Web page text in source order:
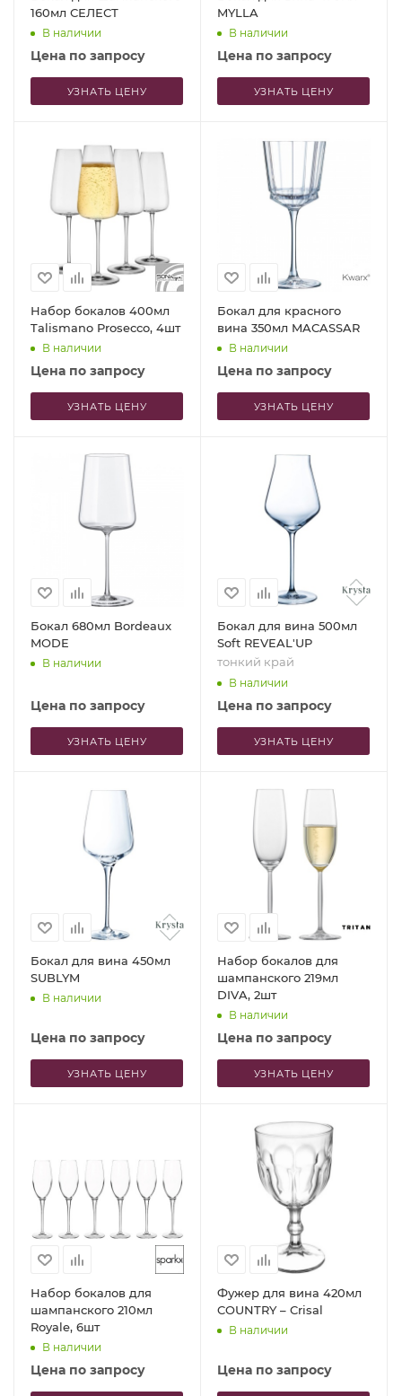
160мл СЕЛЕСТ
В наличии
Цена по запросу
УЗНАТЬ ЦЕНУ
MYLLA
В наличии
Цена по запросу
УЗНАТЬ ЦЕНУ
Набор бокалов 400мл
Talismano Prosecco, 4шт
В наличии
Цена по запросу
УЗНАТЬ ЦЕНУ
Бокал для красного
вина 350мл MACASSAR
В наличии
Цена по запросу
УЗНАТЬ ЦЕНУ
Бокал 680мл Bordeaux
MODE
В наличии
Цена по запросу
УЗНАТЬ ЦЕНУ
Бокал для вина 500мл
Soft REVEAL'UP
тонкий край
В наличии
Цена по запросу
УЗНАТЬ ЦЕНУ
Бокал для вина 450мл
SUBLYM
В наличии
Цена по запросу
УЗНАТЬ ЦЕНУ
Набор бокалов для
шампанского 219мл
DIVA, 2шт
В наличии
Цена по запросу
УЗНАТЬ ЦЕНУ
Набор бокалов для
шампанского 210мл
Royale, 6шт
В наличии
Цена по запросу
Фужер для вина 420мл
COUNTRY – Crisal
В наличии
Цена по запросу